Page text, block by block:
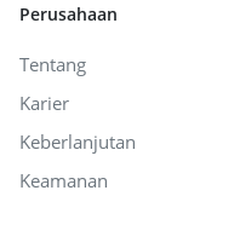
Perusahaan
Tentang
Karier
Keberlanjutan
Keamanan